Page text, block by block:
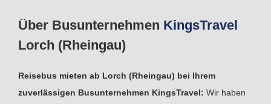
Über Busunternehmen KingsTravel
Lorch (Rheingau)
Reisebus mieten ab Lorch (Rheingau) bei Ihrem
zuverlässigen Busunternehmen KingsTravel: Wir haben